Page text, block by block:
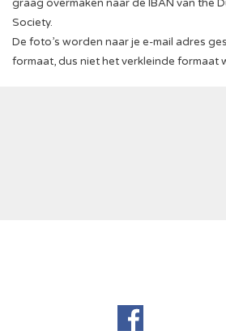
graag overmaken naar de IBAN van the
Society.
De foto’s worden naar je e-mail adres
formaat, dus niet het verkleinde formaat